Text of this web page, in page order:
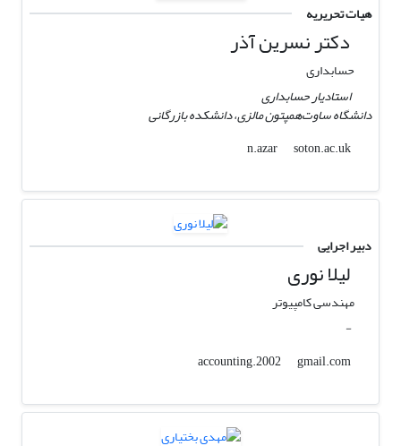
هیات تحریریه
دکتر نسرین آذر
حسابداری
استادیار حسابداری
دانشگاه ساوت‌همپتون مالزی، دانشکده بازرگانی
n.azar
soton.ac.uk
دبیر اجرایی
لیلا نوری
مهندسی کامپیوتر
-
accounting.2002
gmail.com